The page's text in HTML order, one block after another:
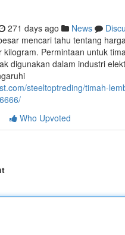
271 days ago News
mencari tahu tentang
kilogram. Permintaan untuk
digunakan dalam industri
steeltoptreding/timah-
Who Upvoted